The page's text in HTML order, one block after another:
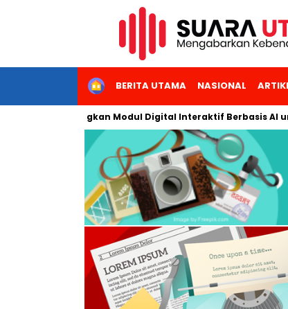
HOMEBERITA UTAMA NASIONAL
Kembangkan Modul Digital Interaktif Berbasis AI